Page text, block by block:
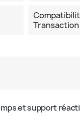
Transaction
et support